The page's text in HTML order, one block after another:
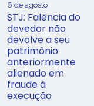
6 de agosto
STJ: Falência do
devedor não
devolve a seu
patrimônio
anteriormente
alienado em
fraude à
execução